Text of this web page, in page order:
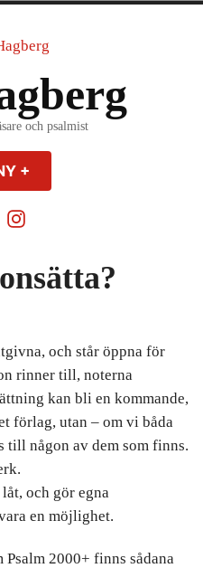
och psalmist
+
Insagram
och står öppna för
rinner till, noterna
kan bli en kommande,
förlag, utan – om vi båda
till någon av dem som finns.
och gör egna
en möjlighet.
2000+ finns sådana